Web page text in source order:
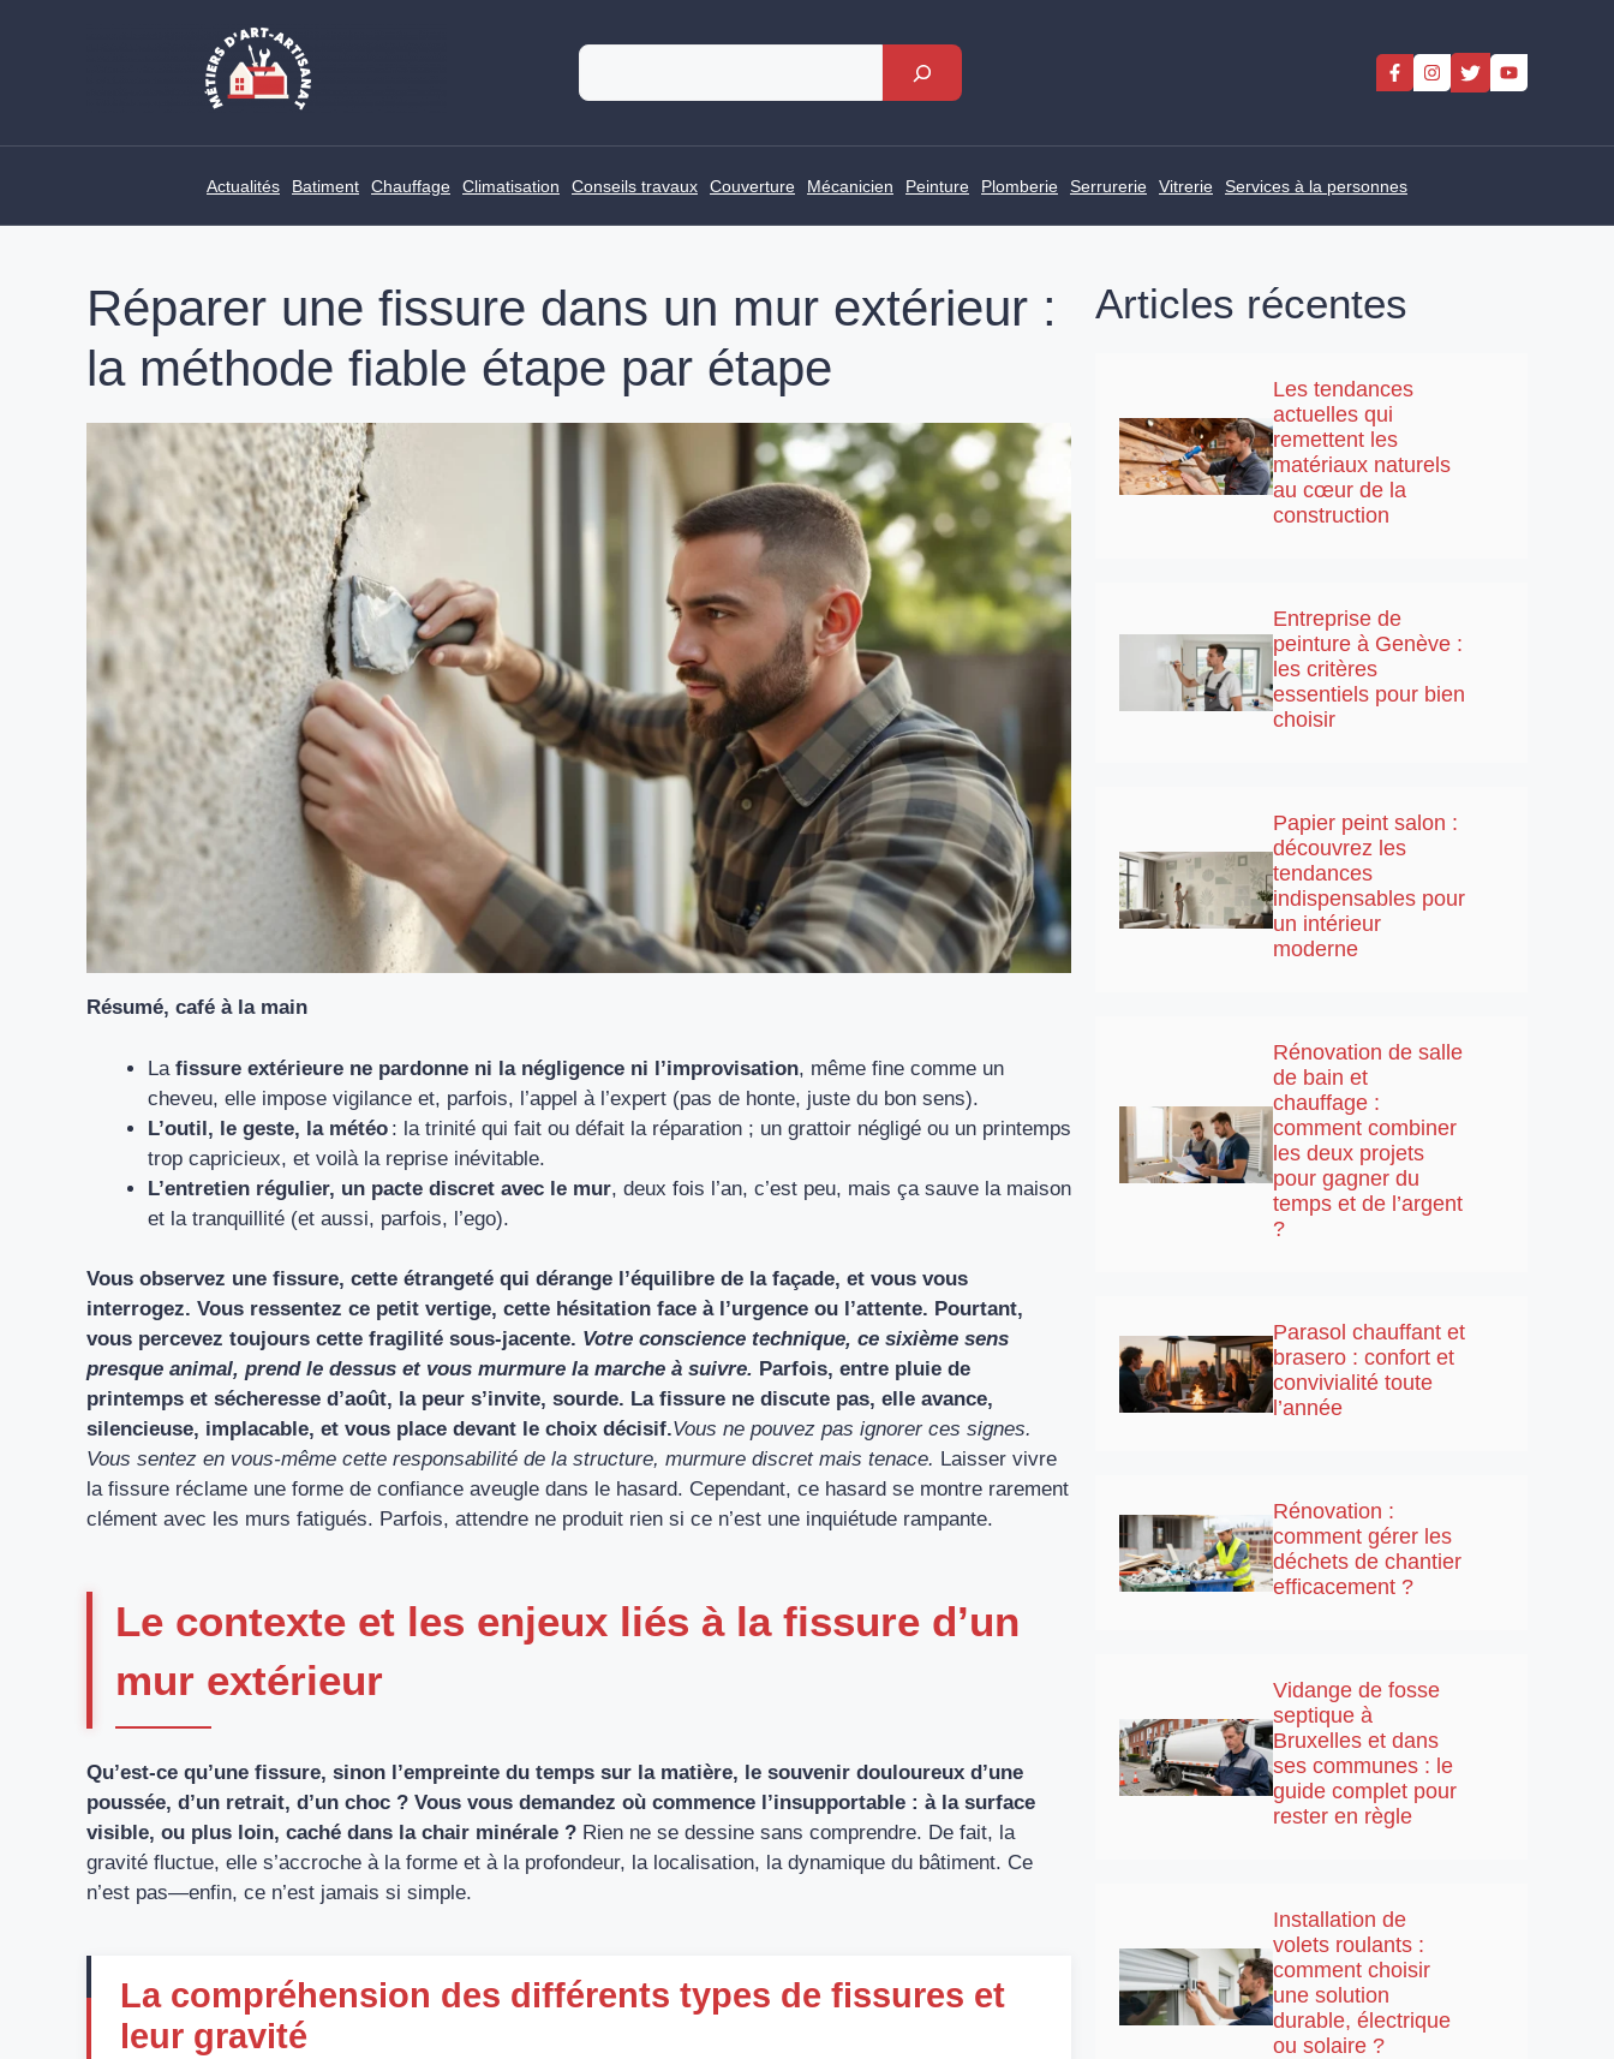
Rechercher
Actualités Batiment Chauffage Climatisation Conseils travaux Couverture Mécanicien Peinture Plomberie Serrurerie Vitrerie Services à la personnes
Réparer une fissure dans un mur extérieur :
la méthode fiable étape par étape
Résumé, café à la main
La fissure extérieure ne pardonne ni la négligence ni l’improvisation, même fine comme un
cheveu, elle impose vigilance et, parfois, l’appel à l’expert (pas de honte, juste du bon sens).
L’outil, le geste, la météo : la trinité qui fait ou défait la réparation ; un grattoir négligé ou un printemps
trop capricieux, et voilà la reprise inévitable.
L’entretien régulier, un pacte discret avec le mur, deux fois l’an, c’est peu, mais ça sauve la maison
et la tranquillité (et aussi, parfois, l’ego).
Vous observez une fissure, cette étrangeté qui dérange l’équilibre de la façade, et vous vous
interrogez. Vous ressentez ce petit vertige, cette hésitation face à l’urgence ou l’attente. Pourtant,
vous percevez toujours cette fragilité sous-jacente. Votre conscience technique, ce sixième sens
presque animal, prend le dessus et vous murmure la marche à suivre. Parfois, entre pluie de
printemps et sécheresse d’août, la peur s’invite, sourde. La fissure ne discute pas, elle avance,
silencieuse, implacable, et vous place devant le choix décisif.Vous ne pouvez pas ignorer ces signes.
Vous sentez en vous-même cette responsabilité de la structure, murmure discret mais tenace. Laisser vivre
la fissure réclame une forme de confiance aveugle dans le hasard. Cependant, ce hasard se montre rarement
clément avec les murs fatigués. Parfois, attendre ne produit rien si ce n’est une inquiétude rampante.
Le contexte et les enjeux liés à la fissure d’un
mur extérieur
Qu’est-ce qu’une fissure, sinon l’empreinte du temps sur la matière, le souvenir douloureux d’une
poussée, d’un retrait, d’un choc ? Vous vous demandez où commence l’insupportable : à la surface
visible, ou plus loin, caché dans la chair minérale ? Rien ne se dessine sans comprendre. De fait, la
gravité fluctue, elle s’accroche à la forme et à la profondeur, la localisation, la dynamique du bâtiment. Ce
n’est pas—enfin, ce n’est jamais si simple.
La compréhension des différents types de fissures et
leur gravité
Articles récentes
Les tendances
actuelles qui
remettent les
matériaux naturels
au cœur de la
construction
Entreprise de
peinture à Genève :
les critères
essentiels pour bien
choisir
Papier peint salon :
découvrez les
tendances
indispensables pour
un intérieur
moderne
Rénovation de salle
de bain et
chauffage :
comment combiner
les deux projets
pour gagner du
temps et de l’argent
?
Parasol chauffant et
brasero : confort et
convivialité toute
l’année
Rénovation :
comment gérer les
déchets de chantier
efficacement ?
Vidange de fosse
septique à
Bruxelles et dans
ses communes : le
guide complet pour
rester en règle
Installation de
volets roulants :
comment choisir
une solution
durable, électrique
ou solaire ?